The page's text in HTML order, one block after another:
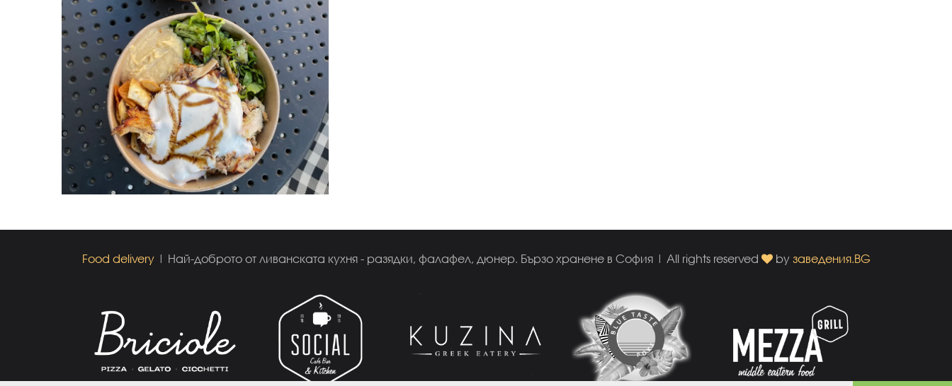
Food delivery| Най-доброто от ливанската кухня - разядки, фалафел, дюнер. Бързо хранене в София | All rights reserved by заведения.BG